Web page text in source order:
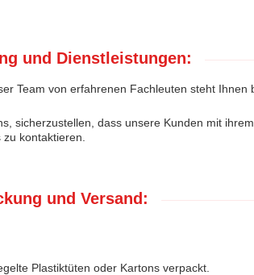
und Dienstleistungen:
Team von erfahrenen Fachleuten steht
sicherzustellen, dass unsere Kunden mit
kontaktieren.
und Versand:
Plastiktüten oder Kartons verpackt.